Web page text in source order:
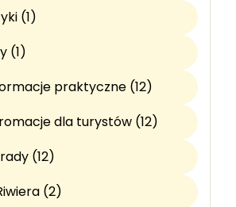
(1)
(1)
praktyczne (12)
dla turystów (12)
(12)
(2)